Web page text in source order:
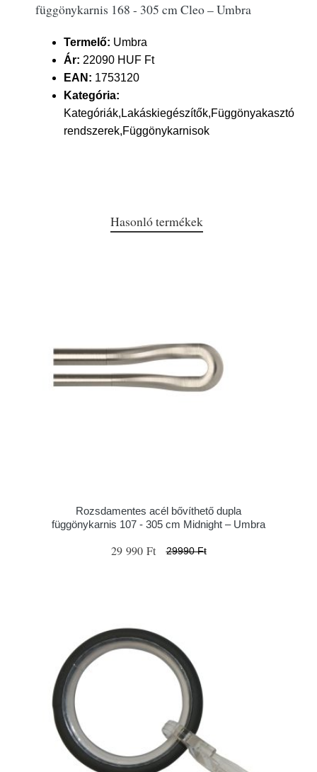
függönykarnis 168 - 305 cm Cleo – Umbra
Termelő: Umbra
Ár: 22090 HUF Ft
EAN: 1753120
Kategória:
Kategóriák,Lakáskiegészítők,Függönyakasztó
rendszerek,Függönykarnisok
Hasonló termékek
Rozsdamentes acél bővíthető dupla
függönykarnis 107 - 305 cm Midnight – Umbra
29 990 Ft 29990 Ft